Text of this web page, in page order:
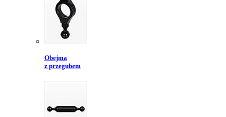
Obejma
z przegubem